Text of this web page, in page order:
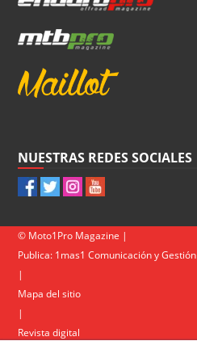
NUESTRAS REDES SOCIALES
© Moto1Pro Magazine |
Publica: 1mas1 Comunicación y Gestión
|
Mapa del sitio
|
Revista digital